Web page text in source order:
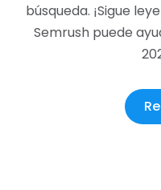
búsqueda. ¡Sigue
Semrush puede